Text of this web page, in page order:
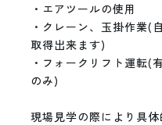
・エアツールの使用
・クレーン、玉掛作業(
取得出来ます)
・フォークリフト運転(
のみ)
現場見学の際により具